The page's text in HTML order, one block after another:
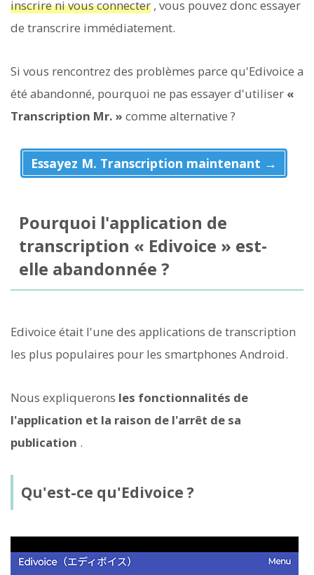
inscrire ni vous connecter , vous pouvez donc essayer
de transcrire immédiatement.
Si vous rencontrez des problèmes parce qu'Edivoice a
été abandonné, pourquoi ne pas essayer d'utiliser «
Transcription Mr. » comme alternative ?
Essayez M. Transcription maintenant →
Pourquoi l'application de
transcription « Edivoice » est-
elle abandonnée ?
Edivoice était l'une des applications de transcription
les plus populaires pour les smartphones Android.
Nous expliquerons les fonctionnalités de
l'application et la raison de l'arrêt de sa
publication .
Qu'est-ce qu'Edivoice ?